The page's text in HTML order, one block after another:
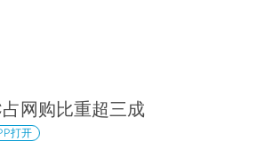
网购比重超三成
打开